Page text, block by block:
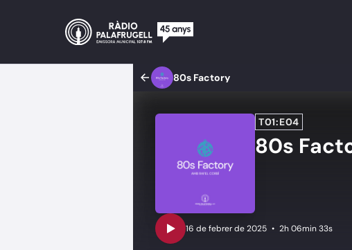
80s Factory
T01:E04
80s
• 2h 06min 33s